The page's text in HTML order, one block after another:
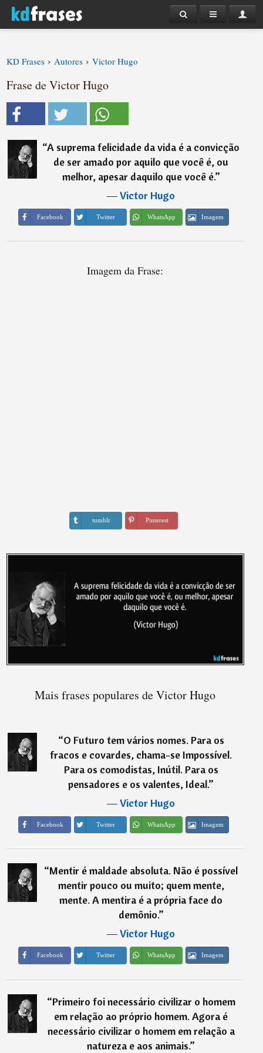
KD Frases › Autores › Victor Hugo
Frase de Victor Hugo
“A suprema felicidade da vida é a convicção
de ser amado por aquilo que você é, ou
melhor, apesar daquilo que você é.”
―Victor Hugo
Facebook Twitter WhatsApp Imagem
Imagem da Frase:
tumblr Pinterest
Mais frases populares de Victor Hugo
“O Futuro tem vários nomes. Para os
fracos e covardes, chama-se Impossível.
Para os comodistas, Inútil. Para os
pensadores e os valentes, Ideal.”
―Victor Hugo
Facebook Twitter WhatsApp Imagem
“Mentir é maldade absoluta. Não é possível
mentir pouco ou muito; quem mente,
mente. A mentira é a própria face do
demônio.”
―Victor Hugo
Facebook Twitter WhatsApp Imagem
“Primeiro foi necessário civilizar o homem
em relação ao próprio homem. Agora é
necessário civilizar o homem em relação a
natureza e aos animais.”